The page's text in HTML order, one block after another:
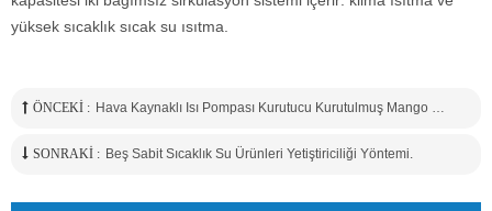
yüksek sıcaklık sıcak su ısıtma.
ÖNCEKI : Hava Kaynaklı Isı Pompası Kurutucu Kurutulmuş Mango Üretimi Için Yeni Fikirler Açar
SONRAKI : Beş Sabit Sıcaklık Su Ürünleri Yetiştiriciliği Yöntemi.